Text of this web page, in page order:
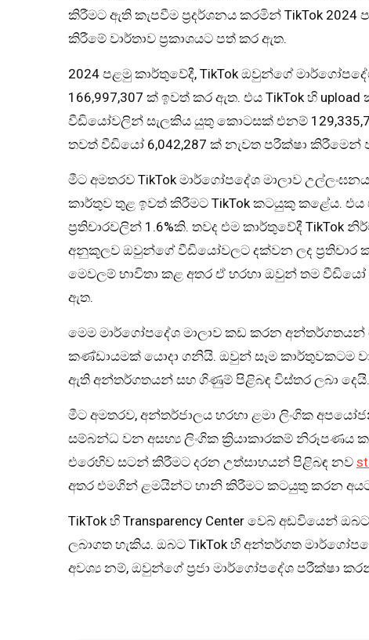
කිරීමට ඇති කැපවීම ප්‍රදර්ශනය කරමින් TikTok 2024
කිරීමේ වාර්තාව ප්‍රකාශයට පත් කර ඇත.
2024 පළමු කාර්තුවේදී, TikTok ඔවුන්ගේ
166,997,307 ක් ඉවත් කර ඇත. එය TikTok හි
වීඩියෝවලින් සැලකිය යුතු කොටසක් එනම්
තවත් වීඩියෝ 6,042,287 ක් නැවත පරීක්ෂා
මීට අමතරව TikTok මාර්ගෝපදේශ මාලාව
කාර්තුව තුළ ඉවත් කිරීමට TikTok කටයුකු කළේය.
ප්‍රතිචාරවලින් 1.6%කි. තවද එම කාර්තුවේදී
අනුකූලව ඔවුන්ගේ වීඩියෝවලට දක්වන ලද ප්‍රතිචාර
මෙවලම් භාවිතා කළ අතර ඒ හරහා ඔවුන් තම වීඩියෝ
ඇත.
මෙම මාර්ගෝපදේශ මාලාව කඩ කරන අන්තර්ගතයන්
කණ්ඩායමක් යොදා ගනියි. ඔවුන් සෑම කාර්තුවකටම
ඇති අන්තර්ගතයන් සහ ගිණුම් පිළිබඳ විස්තර ලබා දෙයි.
මීට අමතරව, අන්තර්ජාලය හරහා ළමා ලිංගික
සම්බන්ධ වන අසභ්‍ය ලිංගික ක්‍රියාකාරකම් නිරූපණය
එරෙහිව සටන් කිරීමට දරන උත්සාහයන් පිළිබඳ නව
අතර එමගින් ළමයින්ට හානි කිරීමට කටයුතු කරන
TikTok හි Transparency Center වෙබ් අඩවියෙන්
ලබාගත හැකිය. ඔබට TikTok හි අන්තර්ගත
අවශ්‍ය නම්, ඔවුන්ගේ ප්‍රජා මාර්ගෝපදේශ පරීක්ෂා